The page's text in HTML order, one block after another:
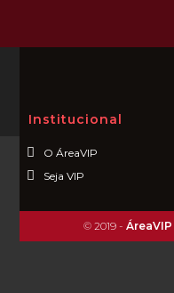
Institucional
O ÁreaVIP
Seja VIP
© 2019 - ÁreaVIP